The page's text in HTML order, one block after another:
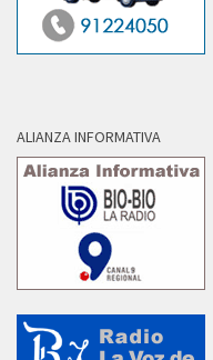
ALIANZA INFORMATIVA